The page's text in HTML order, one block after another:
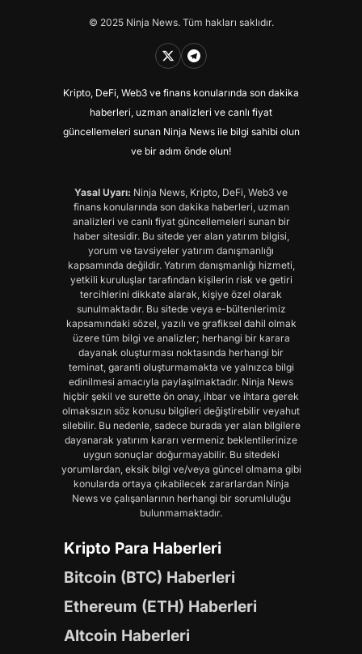
© 2025 Ninja News. Tüm hakları saklıdır.
Kripto, DeFi, Web3 ve finans konularında son dakika
haberleri, uzman analizleri ve canlı fiyat
güncellemeleri sunan Ninja News ile bilgi sahibi olun
ve bir adım önde olun!
Yasal Uyarı: Ninja News, Kripto, DeFi, Web3 ve
finans konularında son dakika haberleri, uzman
analizleri ve canlı fiyat güncellemeleri sunan bir
haber sitesidir. Bu sitede yer alan yatırım bilgisi,
yorum ve tavsiyeler yatırım danışmanlığı
kapsamında değildir. Yatırım danışmanlığı hizmeti,
yetkili kuruluşlar tarafından kişilerin risk ve getiri
tercihlerini dikkate alarak, kişiye özel olarak
sunulmaktadır. Bu sitede veya e-bültenlerimiz
kapsamındaki sözel, yazılı ve grafiksel dahil olmak
üzere tüm bilgi ve analizler; herhangi bir karara
dayanak oluşturması noktasında herhangi bir
teminat, garanti oluşturmamakta ve yalnızca bilgi
edinilmesi amacıyla paylaşılmaktadır. Ninja News
hiçbir şekil ve surette ön onay, ihbar ve ihtara gerek
olmaksızın söz konusu bilgileri değiştirebilir veyahut
silebilir. Bu nedenle, sadece burada yer alan bilgilere
dayanarak yatırım kararı vermeniz beklentilerinize
uygun sonuçlar doğurmayabilir. Bu sitedeki
yorumlardan, eksik bilgi ve/veya güncel olmama gibi
konularda ortaya çıkabilecek zararlardan Ninja
News ve çalışanlarının herhangi bir sorumluluğu
bulunmamaktadır.
Kripto Para Haberleri
Bitcoin (BTC) Haberleri
Ethereum (ETH) Haberleri
Altcoin Haberleri